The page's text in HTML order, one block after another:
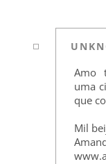
Amo
uma
que
Mil